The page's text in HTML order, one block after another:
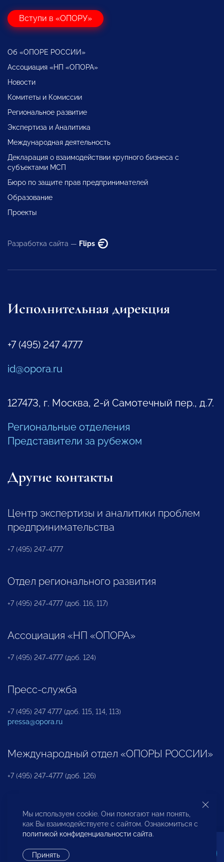
Вступи в «ОПОРУ»
Об «ОПОРЕ РОССИИ»
Ассоциация «НП «ОПОРА»
Новости
Комитеты и Комиссии
Региональное развитие
Экспертиза и Аналитика
Международная деятельность
Декларация о взаимодействии крупного бизнеса с
субъектами МСП
Бюро по защите прав предпринимателей
Образование
Проекты
Разработка сайта — Flips
Исполнительная дирекция
+7 (495) 247 4777
id@opora.ru
127473, г. Москва, 2-й Самотечный пер., д.7.
Региональные отделения
Представители за рубежом
Другие контакты
Центр экспертизы и аналитики проблем
предпринимательства
+7 (495) 247-4777
Отдел регионального развития
+7 (495) 247-4777 (доб. 116, 117)
Ассоциация «НП «ОПОРА»
+7 (495) 247-4777 (доб. 124)
Пресс-служба
+7 (495) 247 4777 (доб. 115, 114, 113)
pressa@opora.ru
Международный отдел «ОПОРЫ РОССИИ»
+7 (495) 247-4777 (доб. 126)
Бюро по защите прав предпринимателей и
инвесторов
Мы используем cookie. Они помогают нам понять,
как Вы взаимодействуете с сайтом. Ознакомиться с
политикой конфиденциальности сайта.
Принять